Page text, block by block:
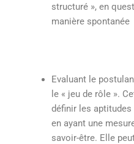
structuré », en
manière spontanée
Evaluant le
le « jeu de rôle ».
définir les
en ayant une
savoir-être. Elle